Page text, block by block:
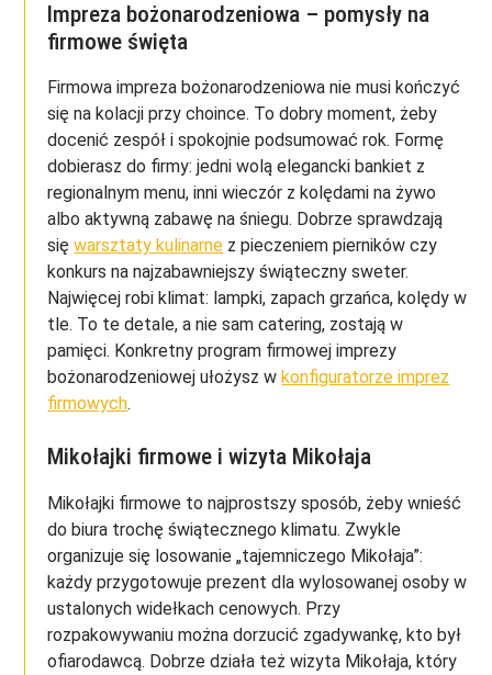
Impreza bożonarodzeniowa – pomysły na
firmowe święta
Firmowa impreza bożonarodzeniowa nie musi kończyć
się na kolacji przy choince. To dobry moment, żeby
docenić zespół i spokojnie podsumować rok. Formę
dobierasz do firmy: jedni wolą elegancki bankiet z
regionalnym menu, inni wieczór z kolędami na żywo
albo aktywną zabawę na śniegu. Dobrze sprawdzają
sięwarsztaty kulinarne z pieczeniem pierników czy
konkurs na najzabawniejszy świąteczny sweter.
Najwięcej robi klimat: lampki, zapach grzańca, kolędy w
tle. To te detale, a nie sam catering, zostają w
pamięci. Konkretny program firmowej imprezy
bożonarodzeniowej ułożysz w konfiguratorze imprez
firmowych.
Mikołajki firmowe i wizyta Mikołaja
Mikołajki firmowe to najprostszy sposób, żeby wnieść
do biura trochę świątecznego klimatu. Zwykle
organizuje się losowanie „tajemniczego Mikołaja”:
każdy przygotowuje prezent dla wylosowanej osoby w
ustalonych widełkach cenowych. Przy
rozpakowywaniu można dorzucić zgadywankę, kto był
ofiarodawcą. Dobrze działa też wizyta Mikołaja, który